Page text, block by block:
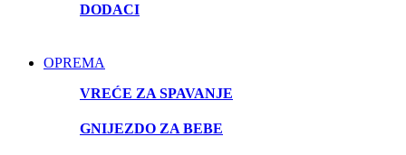
DODACI
OPREMA
VREĆE ZA SPAVANJE
GNIJEZDO ZA BEBE